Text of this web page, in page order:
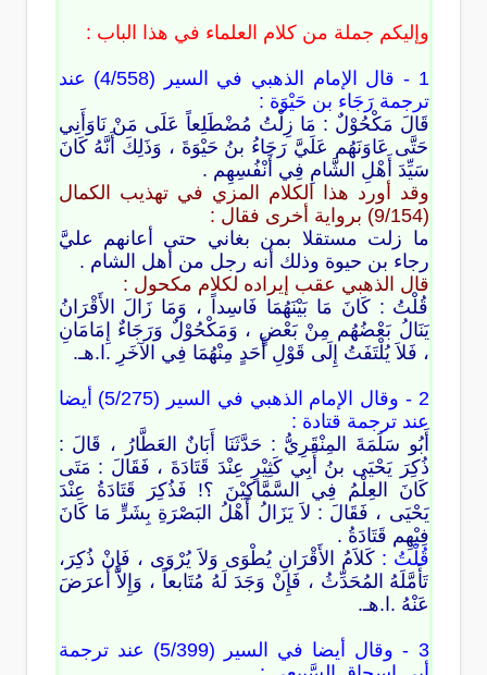
وإليكم جملة من كلام العلماء في هذا الباب :
1 - قال الإمام الذهبي في السير (4/558) عند
ترجمة رَجَاء بن حَيْوَة :
قَالَ مَكْحُوْلٌ : مَا زِلْتُ مُضْطَلِعاً عَلَى مَنْ نَاوَأَنِي
حَتَّى عَاوَنَهُم عَلَيَّ رَجَاءُ بنُ حَيْوَةَ ، وَذَلِكَ أَنَّهُ كَانَ
سَيِّدَ أَهْلِ الشَّامِ فِي أَنْفُسِهِم .
وقد أورد هذا الكلام المزي في تهذيب الكمال
(9/154) برواية أخرى فقال :
ما زلت مستقلا بمن بغاني حتى أعانهم عليَّ
رجاء بن حيوة وذلك أنه رجل من أهل الشام .
قال الذهبي عقب إيراده لكلام مكحول :
قُلْتُ : كَانَ مَا بَيْنَهُمَا فَاسِداً ، وَمَا زَالَ الأَقْرَانُ
يَنَالُ بَعْضُهُم مِنْ بَعْضٍ ، وَمَكْحُوْلٌ وَرَجَاءٌ إِمَامَانِ
، فَلاَ يُلْتَفَتُ إِلَى قَوْلِ أَحَدٍ مِنْهُمَا فِي الآخَرِ .ا.هـ.
2 - وقال الإمام الذهبي في السير (5/275) أيضا
عند ترجمة قتادة :
أَبُو سَلَمَةَ المِنْقَرِيُّ : حَدَّثَنَا أَبَانٌ العَطَّارُ ، قَالَ :
ذُكِرَ يَحْيَى بنُ أَبِي كَثِيْرٍ عِنْدَ قَتَادَةَ ، فَقَالَ : مَتَى
كَانَ العِلْمُ فِي السَّمَّاكِيْنَ ؟! فَذُكِرَ قَتَادَةُ عِنْدَ
يَحْيَى ، فَقَالَ : لاَ يَزَالُ أَهْلُ البَصْرَةِ بِشَرٍّ مَا كَانَ
فِيْهِم قَتَادَةُ .
قُلْتُ : كَلاَمُ الأَقْرَانِ يُطْوَى وَلاَ يُرْوَى ، فَإِنْ ذُكِرَ،
تَأَمَّلَهُ المُحَدِّثُ ، فَإِنْ وَجَدَ لَهُ مُتَابعاً ، وَإِلاَّ أَعرَضَ
عَنْهُ .ا.هـ.
3 - وقال أيضا في السير (5/399) عند ترجمة